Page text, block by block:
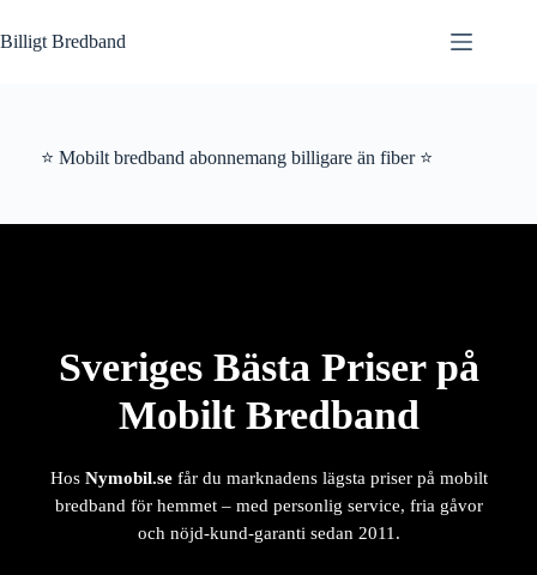
till
innehåll
Billigt Bredband
⭐ Mobilt bredband abonnemang billigare än fiber ⭐
Sveriges Bästa Priser på
Mobilt Bredband
Hos Nymobil.sefår du marknadens lägsta priser på mobilt
bredband för hemmet – med personlig service, fria gåvor
och nöjd-kund-garanti sedan 2011.